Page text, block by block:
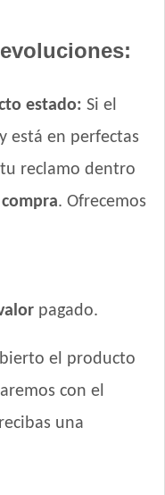
estado: Si el
está en perfectas
reclamo dentro
. Ofrecemos
pagado.
el producto
con el
una